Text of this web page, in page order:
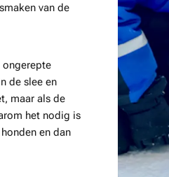
van de
ongerepte
de slee en
maar als de
het nodig is
en dan